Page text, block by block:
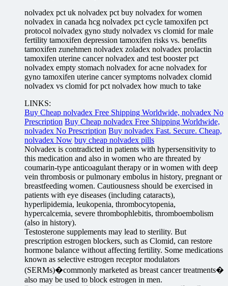
nolvadex pct uk nolvadex pct buy nolvadex for women
nolvadex in canada hcg nolvadex pct cycle tamoxifen pct
protocol nolvadex gyno study nolvadex vs clomid for male
fertility tamoxifen depression tamoxifen risks vs. benefits
tamoxifen zunehmen nolvadex zoladex nolvadex prolactin
tamoxifen uterine cancer nolvadex and test booster pct
nolvadex empty stomach nolvadex for acne nolvadex for
gyno tamoxifen uterine cancer symptoms nolvadex clomid
nolvadex vs clomid for pct nolvadex how much to take
LINKS:
Buy Cheap nolvadex Free Shipping Worldwide, nolvadex No
Prescription Buy Cheap nolvadex Free Shipping Worldwide,
nolvadex No Prescription Buy nolvadex Fast. Secure. Cheap,
nolvadex Now buy cheap nolvadex pills
Nolvadex is contradicted in patients with hypersensitivity to
this medication and also in women who are threated by
coumarin-type anticoagulant therapy or in women with deep
vein thrombosis or pulmonary embolus in history, pregnant or
breastfeeding women. Cautiousness should be exercised in
patients with eye diseases (including cataracts),
hyperlipidemia, leukopenia, thrombocytopenia,
hypercalcemia, severe thrombophlebitis, thromboembolism
(also in history).
Testosterone supplements may lead to sterility. But
prescription estrogen blockers, such as Clomid, can restore
hormone balance without affecting fertility. Some medications
known as selective estrogen receptor modulators
(SERMs)�commonly marketed as breast cancer treatments�
also may be used to block estrogen in men.